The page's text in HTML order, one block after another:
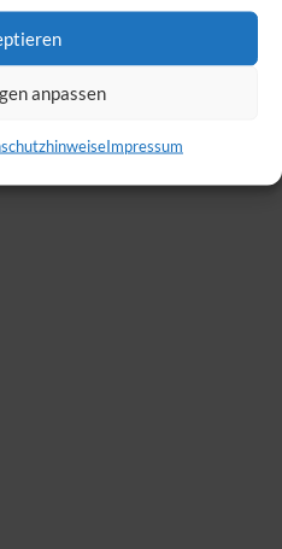
anpassen
Impressum